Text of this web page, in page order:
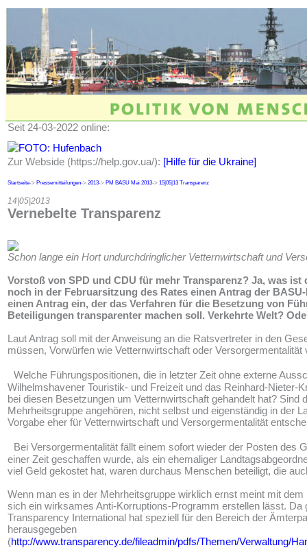
Seit 24-03-2022 online:
Zur Webside (https://help.gov.ua/): [Hilfe für die Ukraine]
Startseite-> Pressemitteilungen-> 2013-> PM BASU Mai 2013-> 15|05|13 Transparenz
14|05|2013
Vernebelte Transparenz
Schon lange ein Hort undurchdringlicher Vetternwirtschaft und
Vorstoß von SPD und CDU für mehr Transparenz? Ja, was
noch in der Februarsitzung des Rates einen Antrag der
einen Antrag ein, der das Verfahren für die Besetzung von
Beteiligungen transparenter machen soll. Verkehrte Welt?
Laut Antrag soll mit der Anweisung an die Ratsvertreter in den
müssen, Vorwürfen wie Vetternwirtschaft oder Versorgermentalität
Welche Führungspositionen, die in letzter Zeit ohne externe
Wilhelmshavener Touristik- und Freizeit und das Reinhard-
bei diesen Besetzungen um Vetternwirtschaft gehandelt hat?
Mehrheitsgruppe angehören, nicht selbst und eigenständig in der
Vorgabe eher für Vetternwirtschaft und Versorgermentalität
Bei Versorgermentalität fällt einem sofort wieder der Posten des
einer Zeit geschaffen wurde, als ein ehemaliger
viel Geld gekostet hat, waren durchaus Menschen beteiligt, die
Wenn man es in der Mehrheitsgruppe wirklich ernst meint mit
sich ein wirksames Anti-Korruptions-Programm erstellen lässt.
Transparency International hat speziell für den Bereich der
herausgegeben
(http://www.transparency.de/fileadmin/pdfs/Themen/Verwaltung/